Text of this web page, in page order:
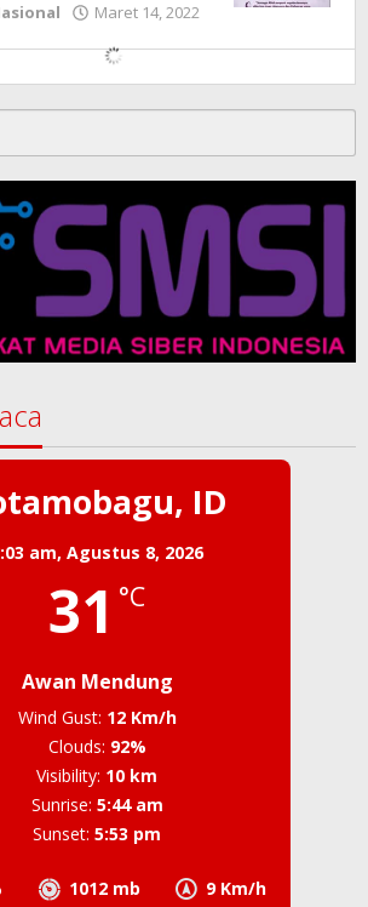
Maret 14, 2022
oleh
ID
am, Agustus 8, 2026
31 °C
Awan Mendung
1012 mb 9 Km/h
Wind Gust: 12 Km/h
Clouds: 92%
Visibility: 10 km
Sunrise: 5:44 am
Sunset: 5:53 pm